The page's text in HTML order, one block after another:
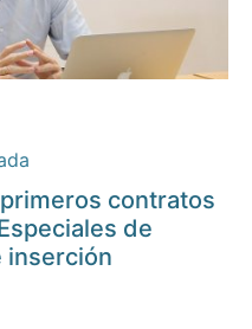
contratos
de
inserción